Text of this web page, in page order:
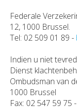
Federale
12, 1000 Brussel.
Tel: 02 509 01 89 -
Indien u niet
Dienst
Ombudsman van
1000 Brussel
Fax: 02 547 59 75 -